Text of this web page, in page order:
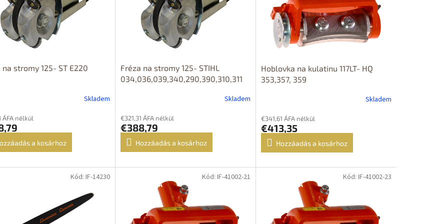
na stromy 125- ST E220
Skladem
ÁFA nélkül
a kosárhoz
Fréza na stromy 125- STIHL
034,036,039,340,290,390,310,311
Skladem
€321,31 ÁFA nélkül
€388,79
Hozzáadás a kosárhoz
Hoblovka na kulatinu 117LT- HQ
353,357, 359
Skladem
€341,61 ÁFA nélkül
€413,35
Hozzáadás a kosárhoz
Kód: IF-14230
ZDARMA
Kód: IF-41002-21
ZDARMA
Kód: IF-41002-23